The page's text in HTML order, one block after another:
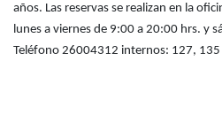
años. Las reservas se realizan en la
lunes a viernes de 9:00 a 20:00 hrs. y
Teléfono 26004312 internos: 127, 135